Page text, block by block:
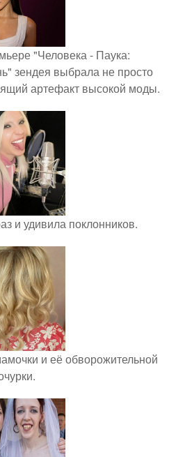
"Человека - Паука:
зендея выбрала не просто
артефакт высокой моды.
и удивила поклонников.
и её обворожительной